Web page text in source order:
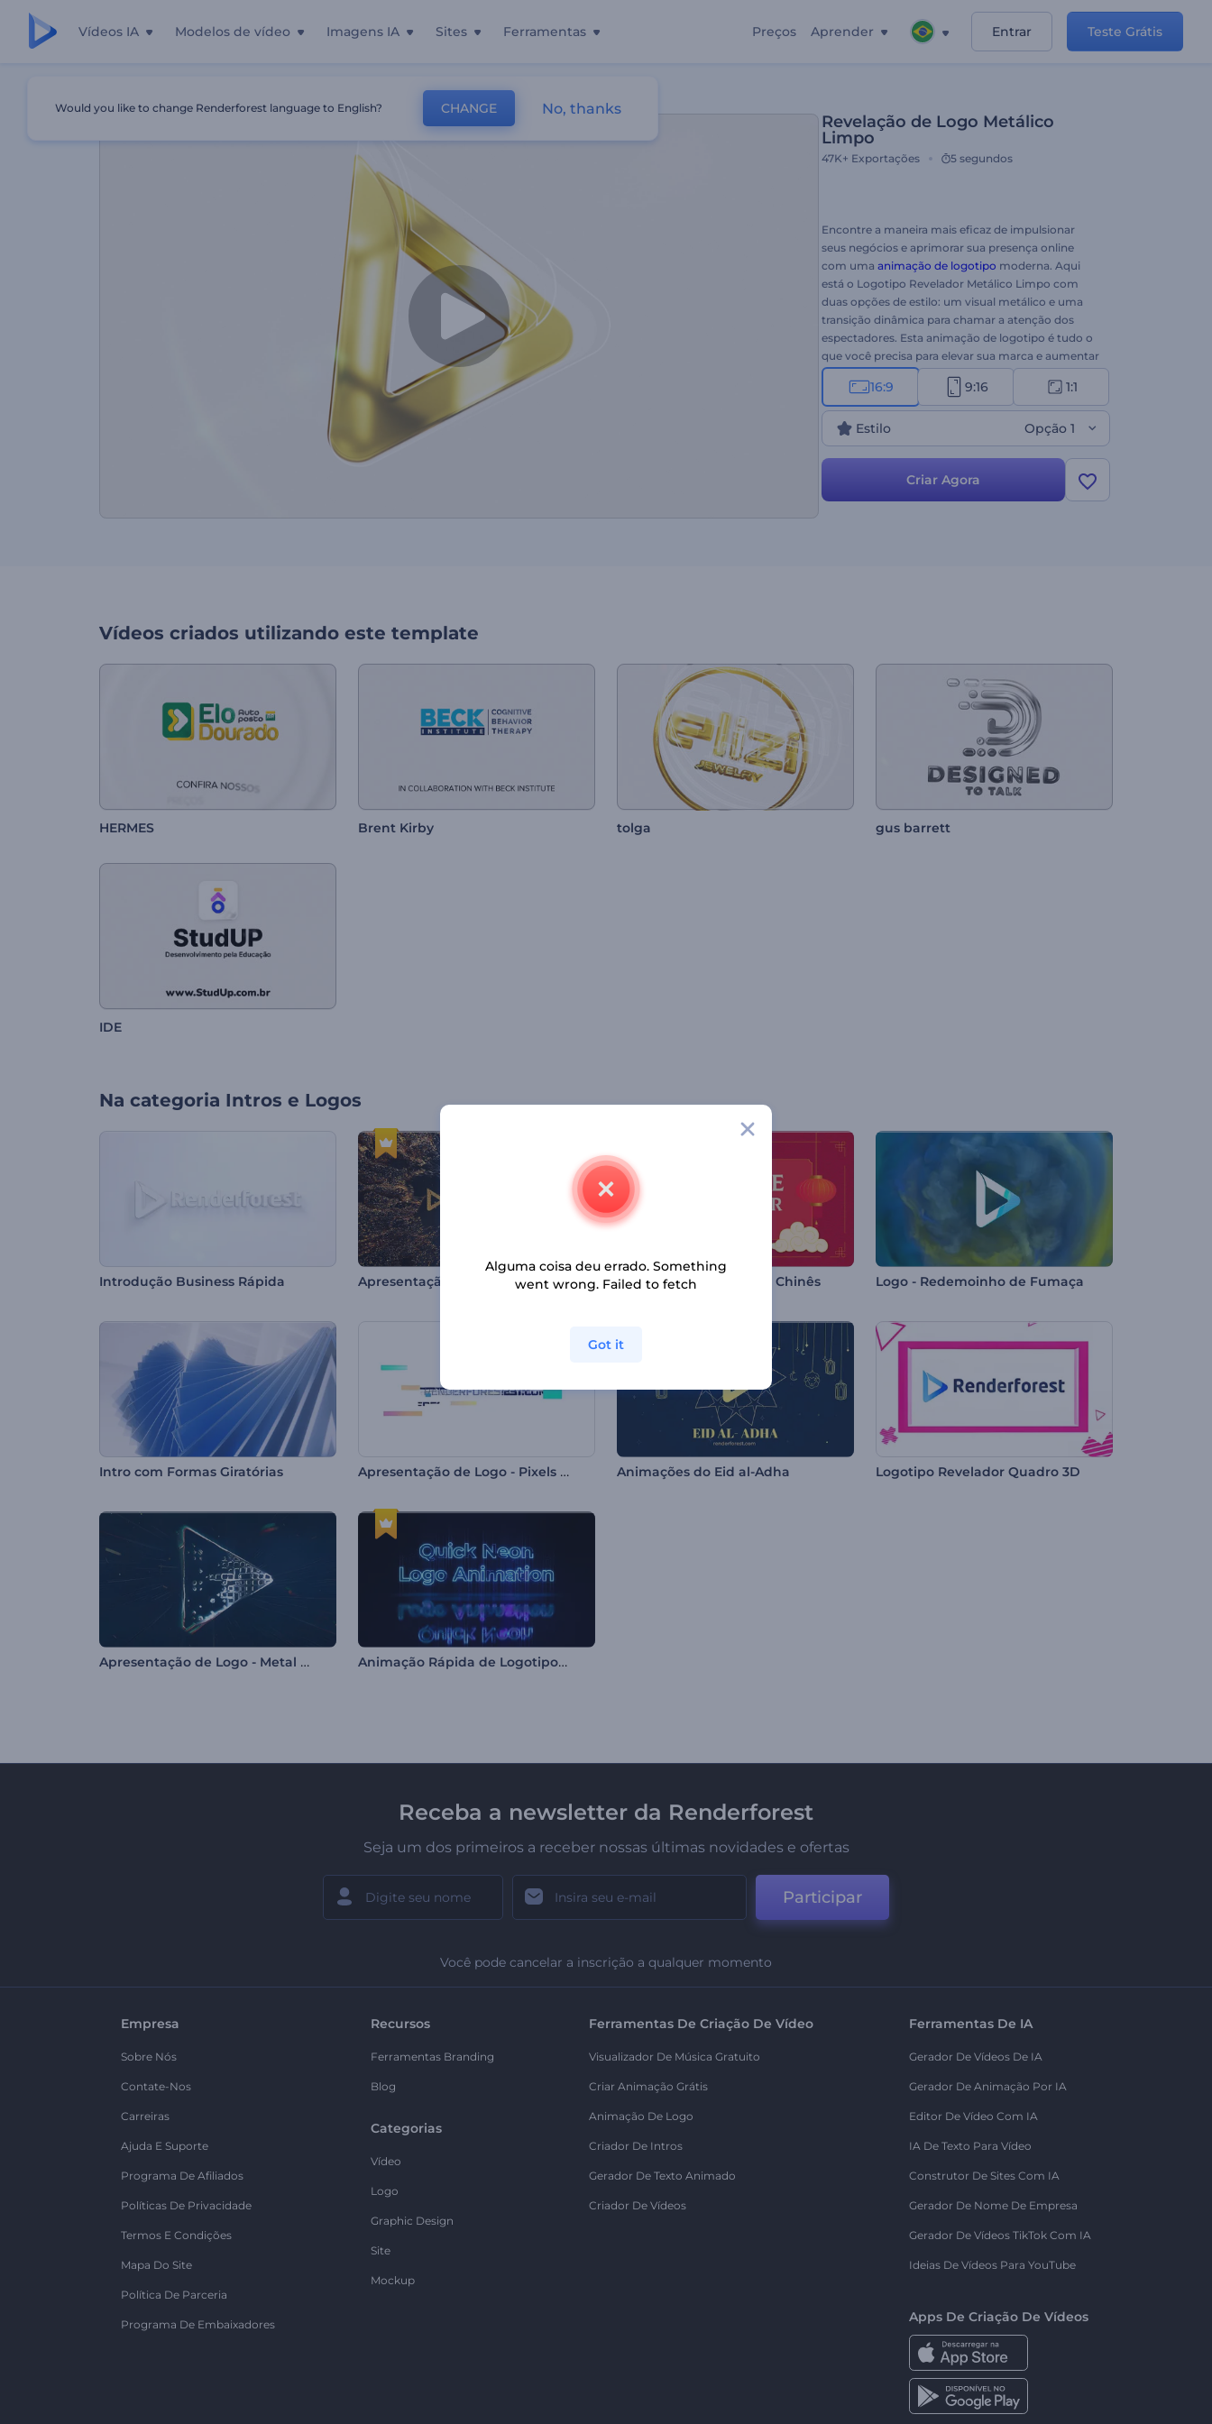
Vídeos IA Modelos de vídeo Imagens IA Sites Ferramentas Preços Aprender Entrar Teste Grátis
Revelação de Logo Metálico
Limpo
47K+ Exportações 5 segundos
Encontre a maneira mais eficaz de impulsionar
seus negócios e aprimorar sua presença online
com uma animação de logotipo moderna. Aqui
está o Logotipo Revelador Metálico Limpo com
duas opções de estilo: um visual metálico e uma
transição dinâmica para chamar a atenção dos
espectadores. Esta animação de logotipo é tudo o
que você precisa para elevar sua marca e aumentar
a credibilidade entre clientes em potencial.
Carregue seu logotipo, digite seu slogan e aguarde
alguns minutos para obter uma abertura de
logotipo animada profissionalmente.
Perfeitamente adequado para promoções de novas
marcas, apresentações de empresas, aberturas de
conferências de negócios, apresentações de
produtos, comerciais de TV e muito mais.
16:9 9:16 1:1
Estilo Opção 1
Criar Agora
Vídeos criados utilizando este template
HERMES Brent Kirby tolga gus barrett
IDE
Na categoria Intros e Logos
Introdução Business Rápida Apresentação de Logotipo Poeira Mágica Promoção de Ano Novo Chinês Logo - Redemoinho de Fumaça
Intro com Formas Giratórias Apresentação de Logo - Pixels Dinâmicos Animações do Eid al-Adha Logotipo Revelador Quadro 3D
Apresentação de Logo - Metal Líquido Animação Rápida de Logotipo Neon
Receba a newsletter da Renderforest
Seja um dos primeiros a receber nossas últimas novidades e ofertas
Participar
Você pode cancelar a inscrição a qualquer momento
Empresa
Sobre Nós
Contate-Nos
Carreiras
Ajuda E Suporte
Programa De Afiliados
Políticas De Privacidade
Termos E Condições
Mapa Do Site
Política De Parceria
Programa De Embaixadores
Recursos
Ferramentas Branding
Blog
Categorias
Vídeo
Logo
Graphic Design
Site
Mockup
Ferramentas De Criação De Vídeo
Visualizador De Música Gratuito
Criar Animação Grátis
Animação De Logo
Criador De Intros
Gerador De Texto Animado
Criador De Vídeos
Ferramentas De IA
Gerador De Vídeos De IA
Gerador De Animação Por IA
Editor De Vídeo Com IA
IA De Texto Para Vídeo
Construtor De Sites Com IA
Gerador De Nome De Empresa
Gerador De Vídeos TikTok Com IA
Ideias De Vídeos Para YouTube
Apps De Criação De Vídeos
Would you like to change Renderforest language to English? CHANGE No, thanks
Alguma coisa deu errado. Something
went wrong. Failed to fetch
Got it